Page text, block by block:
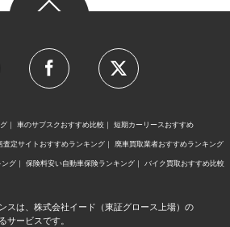
車のサブスクおすすめ比較 短期カーリースおすすめ
査定サイトおすすめランキング 廃車買取業者おすすめランキング
ング 保険料安い自動車保険ランキング バイク買取おすすめ比較
スは、株式会社イード（東証グロース上場）の
サービスです。